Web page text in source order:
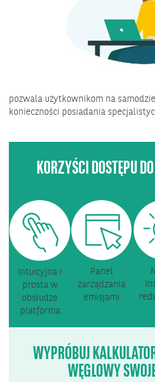
pozwala użytkownikom na
konieczności posiadania
KORZYŚCI DOSTĘPU
Intuicyjna i
prosta w
obsłudze
platforma
Panel
zarządzania
emisjami
WYPRÓBUJ
WĘGLOWY